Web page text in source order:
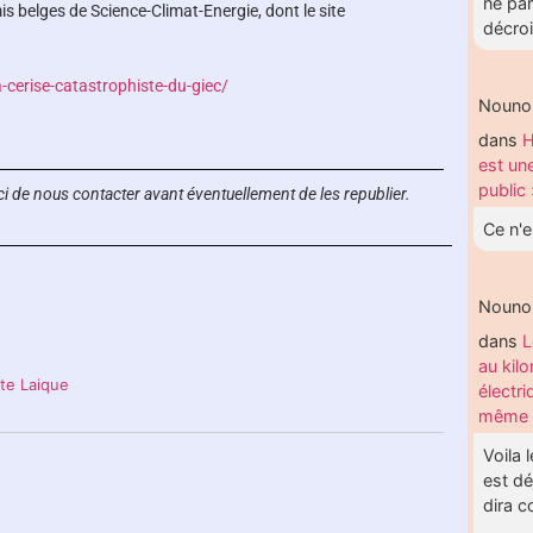
belges de Science-Climat-Energie, dont le site
cerise-catastrophiste-du-giec/
de nous contacter avant éventuellement de les republier.
Laique
dans
est
public
Ce
dans
au
même
Voila
est
dira